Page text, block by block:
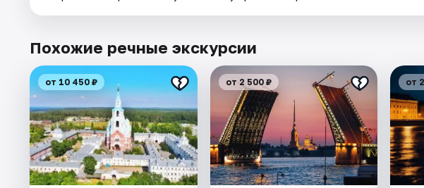
Похожие речные экскурсии
от 10 450 ₽ от 2 500 ₽ от